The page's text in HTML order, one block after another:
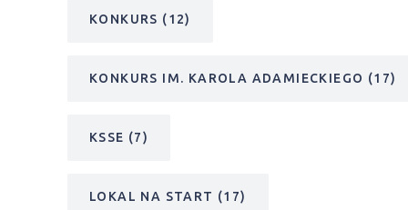
KONKURS (12)
KONKURS IM. KAROLA ADAMIECKIEGO (17)
KSSE (7)
LOKAL NA START (17)